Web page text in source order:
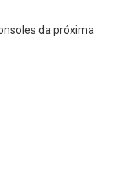
da próxima